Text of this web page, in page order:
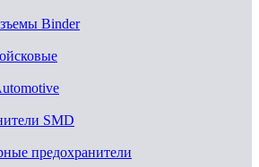
Binder
SMD
предохранители